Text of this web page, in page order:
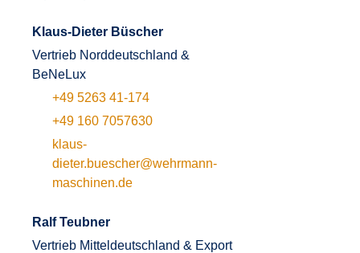
Klaus-Dieter Büscher
Vertrieb Norddeutschland &
BeNeLux
+49 5263 41-174
+49 160 7057630
klaus-
dieter.buescher@wehrmann-
maschinen.de
Ralf Teubner
Vertrieb Mitteldeutschland & Export